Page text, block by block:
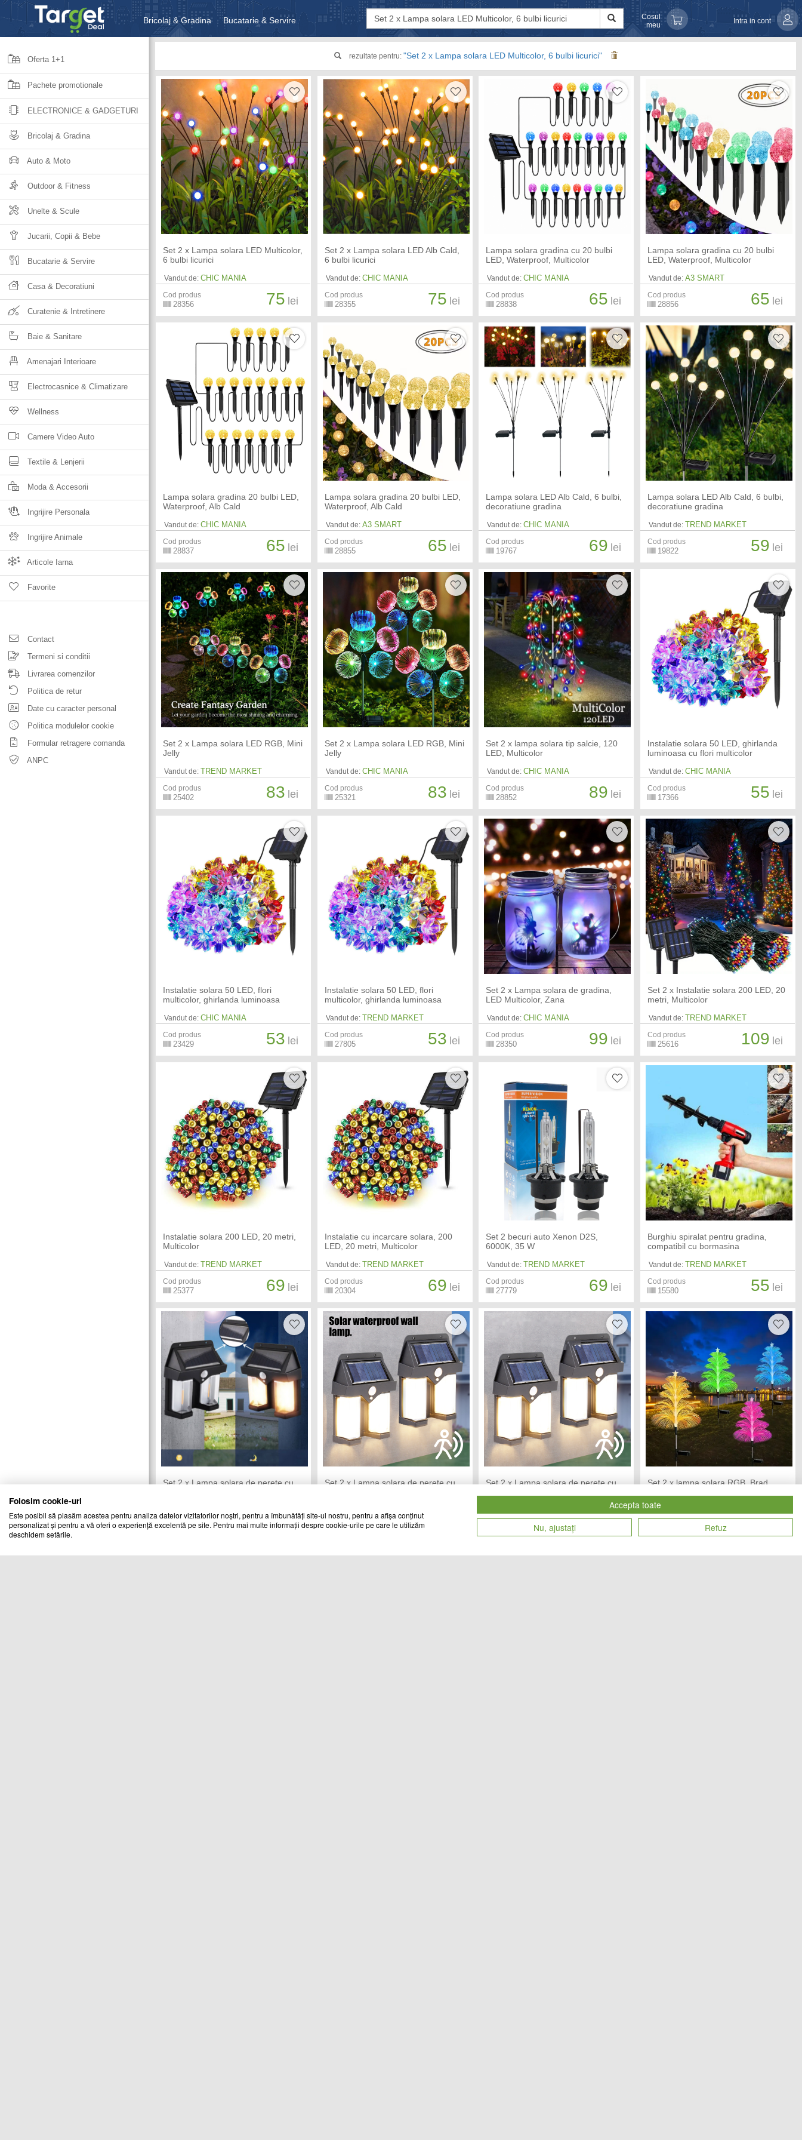
Bricolaj & Gradina Bucatarie & Servire
Unelte & Scule Jucarii, Copii & Bebe
Cosul
meu
Intra in cont
Oferta 1+1
Pachete promotionale
ELECTRONICE & GADGETURI
Bricolaj & Gradina
Auto & Moto
Outdoor & Fitness
Unelte & Scule
Jucarii, Copii & Bebe
Bucatarie & Servire
Casa & Decoratiuni
Curatenie & Intretinere
Baie & Sanitare
Amenajari Interioare
Electrocasnice & Climatizare
Wellness
Camere Video Auto
Textile & Lenjerii
Moda & Accesorii
Ingrijire Personala
Ingrijire Animale
Articole Iarna
Favorite
Contact
Termeni si conditii
Livrarea comenzilor
Politica de retur
Date cu caracter personal
Politica modulelor cookie
Formular retragere comanda
ANPC
rezultate pentru: "Set 2 x Lampa solara LED Multicolor, 6 bulbi licurici"
Set 2 x Lampa solara LED Multicolor,
6 bulbi licurici
Vandut de: CHIC MANIA
Cod produs
28356 75 lei
Set 2 x Lampa solara LED Alb Cald,
6 bulbi licurici
Vandut de: CHIC MANIA
Cod produs
28355 75 lei
Lampa solara gradina cu 20 bulbi
LED, Waterproof, Multicolor
Vandut de: CHIC MANIA
Cod produs
28838 65 lei
Lampa solara gradina cu 20 bulbi
LED, Waterproof, Multicolor
Vandut de: A3 SMART
Cod produs
28856 65 lei
Lampa solara gradina 20 bulbi LED,
Waterproof, Alb Cald
Vandut de: CHIC MANIA
Cod produs
28837 65 lei
Lampa solara gradina 20 bulbi LED,
Waterproof, Alb Cald
Vandut de: A3 SMART
Cod produs
28855 65 lei
Lampa solara LED Alb Cald, 6 bulbi,
decoratiune gradina
Vandut de: CHIC MANIA
Cod produs
19767 69 lei
Lampa solara LED Alb Cald, 6 bulbi,
decoratiune gradina
Vandut de: TREND MARKET
Cod produs
19822 59 lei
Set 2 x Lampa solara LED RGB, Mini
Jelly
Vandut de: TREND MARKET
Cod produs
25402 83 lei
Set 2 x Lampa solara LED RGB, Mini
Jelly
Vandut de: CHIC MANIA
Cod produs
25321 83 lei
Set 2 x lampa solara tip salcie, 120
LED, Multicolor
Vandut de: CHIC MANIA
Cod produs
28852 89 lei
Instalatie solara 50 LED, ghirlanda
luminoasa cu flori multicolor
Vandut de: CHIC MANIA
Cod produs
17366 55 lei
Instalatie solara 50 LED, flori
multicolor, ghirlanda luminoasa
Vandut de: CHIC MANIA
Cod produs
23429 53 lei
Instalatie solara 50 LED, flori
multicolor, ghirlanda luminoasa
Vandut de: TREND MARKET
Cod produs
27805 53 lei
Set 2 x Lampa solara de gradina,
LED Multicolor, Zana
Vandut de: CHIC MANIA
Cod produs
28350 99 lei
Set 2 x Instalatie solara 200 LED, 20
metri, Multicolor
Vandut de: TREND MARKET
Cod produs
25616 109 lei
Instalatie solara 200 LED, 20 metri,
Multicolor
Vandut de: TREND MARKET
Cod produs
25377 69 lei
Instalatie cu incarcare solara, 200
LED, 20 metri, Multicolor
Vandut de: TREND MARKET
Cod produs
20304 69 lei
Set 2 becuri auto Xenon D2S,
6000K, 35 W
Vandut de: TREND MARKET
Cod produs
27779 69 lei
Burghiu spiralat pentru gradina,
compatibil cu bormasina
Vandut de: TREND MARKET
Cod produs
15580 55 lei
Set 2 x Lampa solara de perete cu
Cod produs 60 lei
Set 2 x Lampa solara de perete cu
Cod produs
Set 2 x Lampa solara de perete cu
28220 69 lei
Set 2 x lampa solara RGB, Brad
Vandut de:
28125 93 lei
Folosim cookie-uri
Este posibil să plasăm acestea pentru analiza datelor vizitatorilor noștri, pentru a îmbunătăți site-ul nostru, pentru a afișa conținut
personalizat și pentru a vă oferi o experiență excelentă pe site. Pentru mai multe informații despre cookie-urile pe care le utilizăm
deschidem setările.
Accepta toate
Nu, ajustați
Refuz